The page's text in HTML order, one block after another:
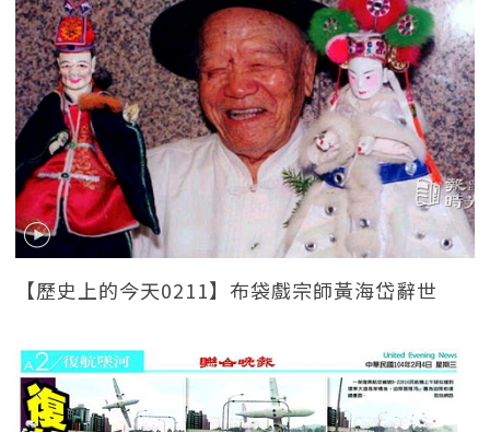
【歷史上的今天0211】布袋戲宗師黃海岱辭世